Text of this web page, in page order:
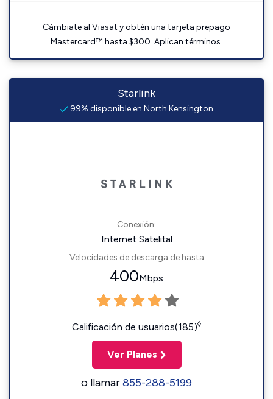
Cámbiate al Viasat y obtén una tarjeta prepago
Mastercard™ hasta $300. Aplican términos.
Starlink
99% disponible en North Kensington
Conexión:
Internet Satelital
Velocidades de descarga de hasta
400Mbps
Calificación de usuarios(185)◊
Ver Planes
o llamar855-288-5199